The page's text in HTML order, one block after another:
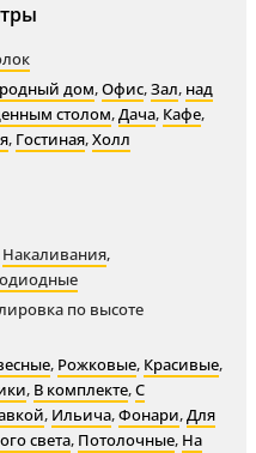
дом,Офис,Зал, над
столом,Дача, Кафе,
, Гостиная,Холл
Накаливания,
по высоте
, Рожковые, Красивые,
, В комплекте,С
, Ильича,Фонари,Для
света, Потолочные, На